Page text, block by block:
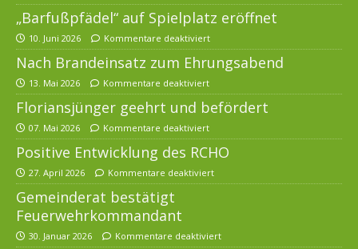
„Barfußpfädel“ auf Spielplatz eröffnet
10. Juni 2026 Kommentare deaktiviert
Nach Brandeinsatz zum Ehrungsabend
13. Mai 2026 Kommentare deaktiviert
Floriansjünger geehrt und befördert
07. Mai 2026 Kommentare deaktiviert
Positive Entwicklung des RCHO
27. April 2026 Kommentare deaktiviert
Gemeinderat bestätigt
Feuerwehrkommandant
30. Januar 2026 Kommentare deaktiviert